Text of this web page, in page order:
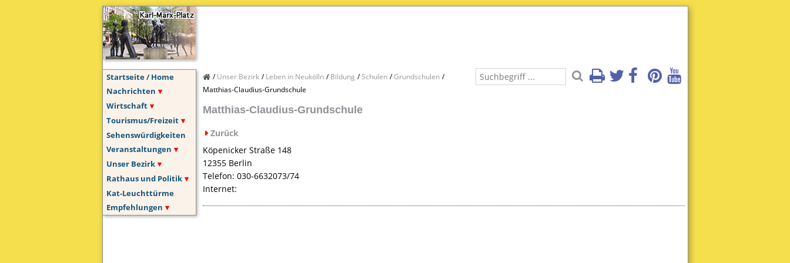
Startseite / Home
Nachrichten
Wirtschaft
Tourismus/Freizeit
Sehenswürdigkeiten
Veranstaltungen
Unser Bezirk
Rathaus und Politik
Kat-Leuchttürme
Empfehlungen
Unser Bezirk Leben in Neukölln Bildung Schulen
Grundschulen
Matthias-Claudius-Grundschule
Matthias-Claudius-Grundschule
Zurück
Köpenicker Straße 148
12355 Berlin
Telefon: 030-6632073/74
Internet: